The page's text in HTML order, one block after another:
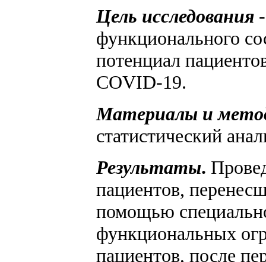
Цель исследования
функционального
потенциал
COVID-19.
Материалы и
статистический
Результаты.
пациентов,
помощью
функциональных
пациентов, после